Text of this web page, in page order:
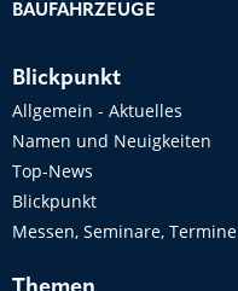
BAUFAHRZEUGE
Blickpunkt
Allgemein - Aktuelles
Namen und Neuigkeiten
Top-News
Blickpunkt
Messen, Seminare, Termine